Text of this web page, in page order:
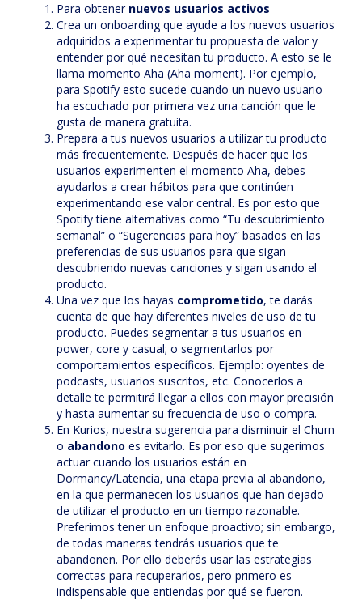
Para obtener nuevos usuarios activos
Crea un onboarding que ayude a los nuevos usuarios
adquiridos a experimentar tu propuesta de valor y
entender por qué necesitan tu producto. A esto se le
llama momento Aha (Aha moment). Por ejemplo,
para Spotify esto sucede cuando un nuevo usuario
ha escuchado por primera vez una canción que le
gusta de manera gratuita.
Prepara a tus nuevos usuarios a utilizar tu producto
más frecuentemente. Después de hacer que los
usuarios experimenten el momento Aha, debes
ayudarlos a crear hábitos para que continúen
experimentando ese valor central. Es por esto que
Spotify tiene alternativas como “Tu descubrimiento
semanal” o “Sugerencias para hoy” basados en las
preferencias de sus usuarios para que sigan
descubriendo nuevas canciones y sigan usando el
producto.
Una vez que los hayas comprometido, te darás
cuenta de que hay diferentes niveles de uso de tu
producto. Puedes segmentar a tus usuarios en
power, core y casual; o segmentarlos por
comportamientos específicos. Ejemplo: oyentes de
podcasts, usuarios suscritos, etc. Conocerlos a
detalle te permitirá llegar a ellos con mayor precisión
y hasta aumentar su frecuencia de uso o compra.
En Kurios, nuestra sugerencia para disminuir el Churn
o abandono es evitarlo. Es por eso que sugerimos
actuar cuando los usuarios están en
Dormancy/Latencia, una etapa previa al abandono,
en la que permanecen los usuarios que han dejado
de utilizar el producto en un tiempo razonable.
Preferimos tener un enfoque proactivo; sin embargo,
de todas maneras tendrás usuarios que te
abandonen. Por ello deberás usar las estrategias
correctas para recuperarlos, pero primero es
indispensable que entiendas por qué se fueron.